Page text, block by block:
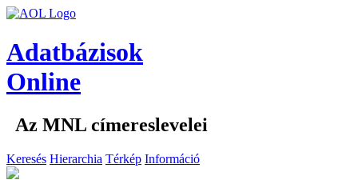
Adatbázisok
Online
Az MNL címereslevelei
Keresés Hierarchia Térkép Információ